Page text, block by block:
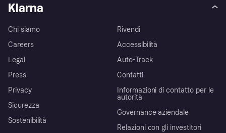
Klarna
Chi siamo
Careers
Legal
Press
Privacy
Sicurezza
Sostenibilità
Rivendi
Accessibilità
Auto-Track
Contatti
Informazioni di contatto per le
autorità
Governance aziendale
Relazioni con gli investitori